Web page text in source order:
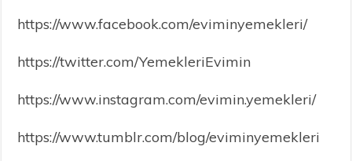
https://www.facebook.com/eviminyemekleri/
https://twitter.com/YemekleriEvimin
https://www.instagram.com/evimin.yemekleri/
https://www.tumblr.com/blog/eviminyemekleri